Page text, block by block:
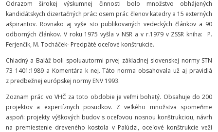
Odrazom širokej výskumnej činnosti bolo množstvo obhájených
kandidátskych dizertačných prác: osem prác členov katedry a 15 externých
ašpirantov. Rovnako aj vyše sto publikovaných vedeckých článkov a 90
odborných článkov. V roku 1975 vyšla v NSR a v r.1979 v ZSSR kniha: P.
Ferjenčík, M. Tocháček- Predpäté oceľové konštrukcie.
Chladný a Baláž boli spoluautormi prvej základnej slovenskej normy STN
73 1401:1989 a Komentára k nej. Táto norma obsahovala už aj pravidlá
z predbežnej európskej normy ENV 1993.
Zoznam prác vo VHČ za toto obdobie je veľmi bohatý. Obsahuje do 200
projektov a expertíznych posudkov. Z veľkého množstva spomeňme
aspoň: projekty výškových budov s oceľovou nosnou konštrukciou, návrh
na premiestenie dreveného kostola v Palúdzi, oceľové konštrukcie veží